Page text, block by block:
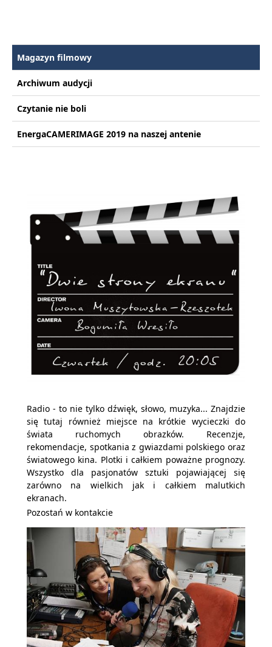
Magazyn filmowy
Archiwum audycji
Czytanie nie boli
EnergaCAMERIMAGE 2019 na naszej antenie
Radio - to nie tylko dźwięk, słowo, muzyka... Znajdzie
się tutaj również miejsce na krótkie wycieczki do
świata ruchomych obrazków. Recenzje,
rekomendacje, spotkania z gwiazdami polskiego oraz
światowego kina. Plotki i całkiem poważne prognozy.
Wszystko dla pasjonatów sztuki pojawiającej się
zarówno na wielkich jak i całkiem malutkich
ekranach.
Pozostań w kontakcie